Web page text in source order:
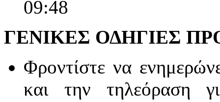
09:48
ΓΕΝΙΚΕΣ ΟΔΗΓΙΕΣ
Φροντίστε να
και την τηλεόραση